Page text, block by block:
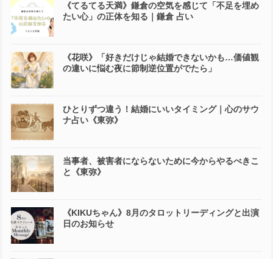
《てるてる天満》鎌倉の空気を感じて「不足を埋め
たい心」の正体を知る｜鎌倉 占い
《花咲》「好きだけじゃ結婚できないかも…価値観
の違いに悩む夜に節制逆位置がでたら」
ひとりずつ違う！結婚にいいタイミング｜心のサウ
ナ占い《東弥》
当事者、被害者にならないために今からやるべきこ
と《東弥》
《KIKUちゃん》8月のタロットリーディングと出演
日のお知らせ